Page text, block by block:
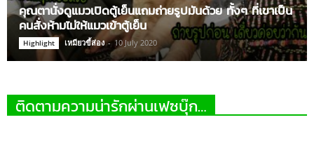
คุณตานั่งดูแมวเปิดตู้เย็นแถมถ่ายรูปมันด้วย ทั้งๆ ที่เขาเป็น
คนสั่งห้ามไม่ให้แมวเข้าตู้เย็น
Highlight เหมียวขี้ส่อง - 10 July 2020
ติดตามความน่ารักผ่านเฟซบุ๊ก…